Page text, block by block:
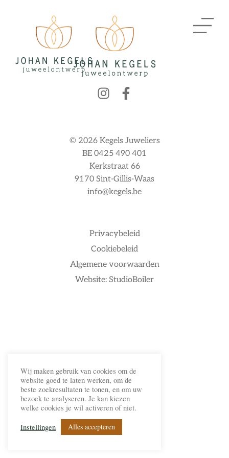
Privacybeleid
Cookiebeleid
Algemene voorwaarden
Website: StudioBoiler
© 2026 Kegels Juweliers
BE 0425 490 401
Kerkstraat 66
9170 Sint-Gillis-Waas
info@kegels.be
Wij maken gebruik van cookies om de
website goed te laten werken, om de
beste zoekresultaten te tonen, en om uw
bezoek te analyseren. Je kan kiezen
welke cookies je wil activeren of niet.
Instellingen
Alles accepteren